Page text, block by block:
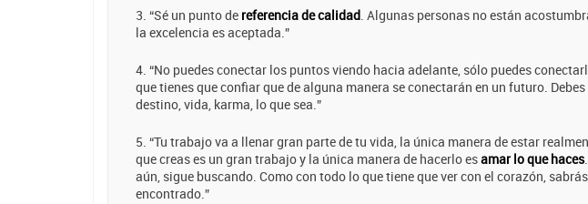
3. “Sé un punto de referencia de calidad . Algunas personas no están
la excelencia es aceptada.”
4. “No puedes conectar los puntos viendo hacia adelante, sólo puedes
que tienes que confiar que de alguna manera se conectarán en un futuro.
destino, vida, karma, lo que sea.”
5. “Tu trabajo va a llenar gran parte de tu vida, la única manera de estar
que creas es un gran trabajo y la única manera de hacerlo esamar lo que haces
aún, sigue buscando. Como con todo lo que tiene que ver con el corazón,
encontrado.”